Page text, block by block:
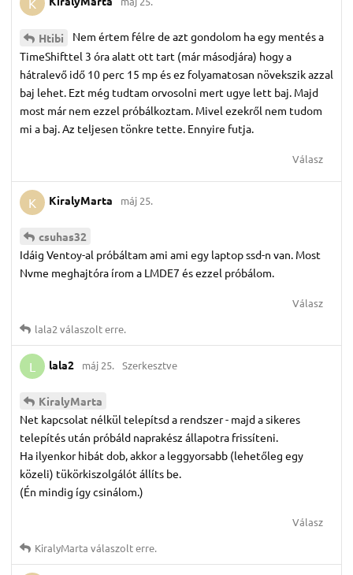
Htibi
Nem értem félre de azt gondolom ha egy mentés a
TimeShifttel 3 óra alatt ott tart (már másodjára) hogy a
hátralevő idő 10 perc 15 mp és ez folyamatosan növekszik azzal
baj lehet. Ezt még tudtam orvosolni mert ugye lett baj. Majd
most már nem ezzel próbálkoztam. Mivel ezekről nem tudom
mi a baj. Az teljesen tönkre tette. Ennyire futja.
Válasz
K KiralyMarta máj 25.
csuhas32
Idáig Ventoy-al próbáltam ami ami egy laptop ssd-n van. Most
Nvme meghajtóra írom a LMDE7 és ezzel próbálom.
Válasz
lala2válaszolt erre.
L lala2 máj 25. Szerkesztve
KiralyMarta
Net kapcsolat nélkül telepítsd a rendszer - majd a sikeres
telepítés után próbáld naprakész állapotra frissíteni.
Ha ilyenkor hibát dob, akkor a leggyorsabb (lehetőleg egy
közeli) tükörkiszolgálót állíts be.
(Én mindig így csinálom.)
Válasz
KiralyMarta válaszolt erre.